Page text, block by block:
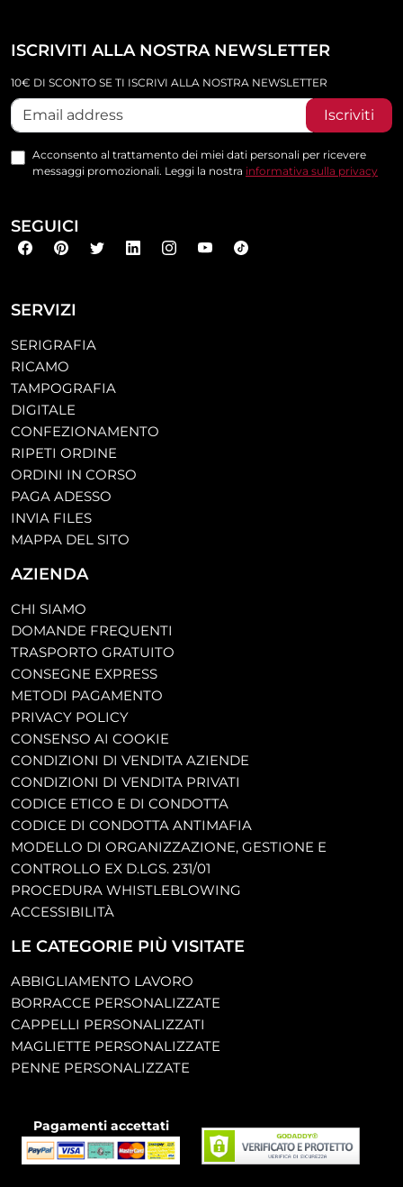
SERVIZI
SERIGRAFIA
RICAMO
TAMPOGRAFIA
DIGITALE
CONFEZIONAMENTO
RIPETI ORDINE
ORDINI IN CORSO
PAGA ADESSO
INVIA FILES
MAPPA DEL SITO
AZIENDA
CHI SIAMO
DOMANDE FREQUENTI
TRASPORTO GRATUITO
CONSEGNE EXPRESS
METODI PAGAMENTO
PRIVACY POLICY
CONSENSO AI COOKIE
CONDIZIONI DI VENDITA AZIENDE
CONDIZIONI DI VENDITA PRIVATI
CODICE ETICO E DI CONDOTTA
CODICE DI CONDOTTA ANTIMAFIA
MODELLO DI ORGANIZZAZIONE, GESTIONE E
CONTROLLO EX D.LGS. 231/01
PROCEDURA WHISTLEBLOWING
ACCESSIBILITÀ
LE CATEGORIE PIÙ VISITATE
ABBIGLIAMENTO LAVORO
BORRACCE PERSONALIZZATE
CAPPELLI PERSONALIZZATI
MAGLIETTE PERSONALIZZATE
PENNE PERSONALIZZATE
ISCRIVITI ALLA NOSTRA NEWSLETTER
10€ DI SCONTO SE TI ISCRIVI ALLA NOSTRA NEWSLETTER
Iscriviti
Acconsento al trattamento dei miei dati personali per ricevere
messaggi promozionali. Leggi la nostra informativa sulla privacy
SEGUICI
Pagamenti accettati